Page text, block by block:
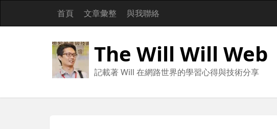
首頁 文章彙整 與我聯絡
The Will Will Web
記載著 Will 在網路世界的學習心得與技術分享